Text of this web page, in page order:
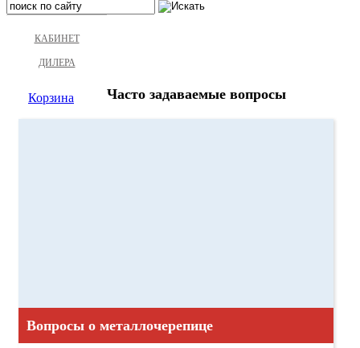
КАБИНЕТ
ДИЛЕРА
Корзина Часто задаваемые вопросы
Вопросы о металлочерепице